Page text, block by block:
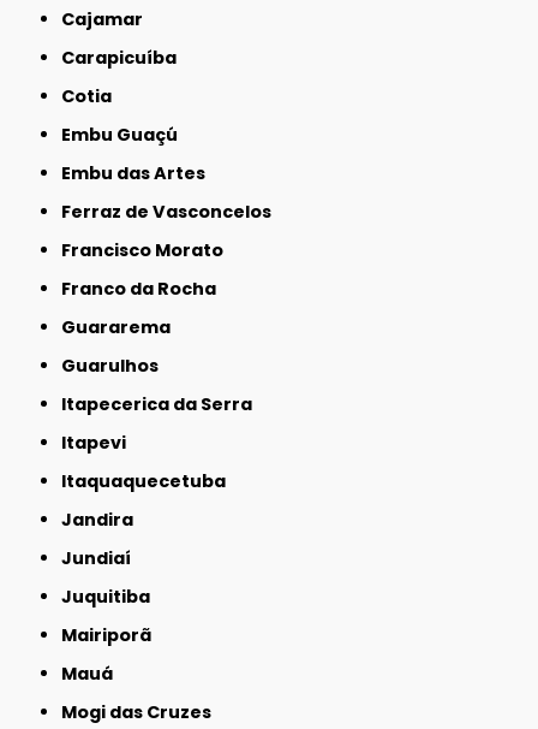
Cajamar
Carapicuíba
Cotia
Embu Guaçú
Embu das Artes
Ferraz de Vasconcelos
Francisco Morato
Franco da Rocha
Guararema
Guarulhos
Itapecerica da Serra
Itapevi
Itaquaquecetuba
Jandira
Jundiaí
Juquitiba
Mairiporã
Mauá
Mogi das Cruzes